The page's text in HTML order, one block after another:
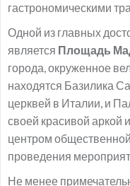
гастрономическими
Одной из главных
является Площадь
города, окруженное
находятся Базилика
церквей в Италии, и
своей красивой аркой
центром
проведения
Не менее